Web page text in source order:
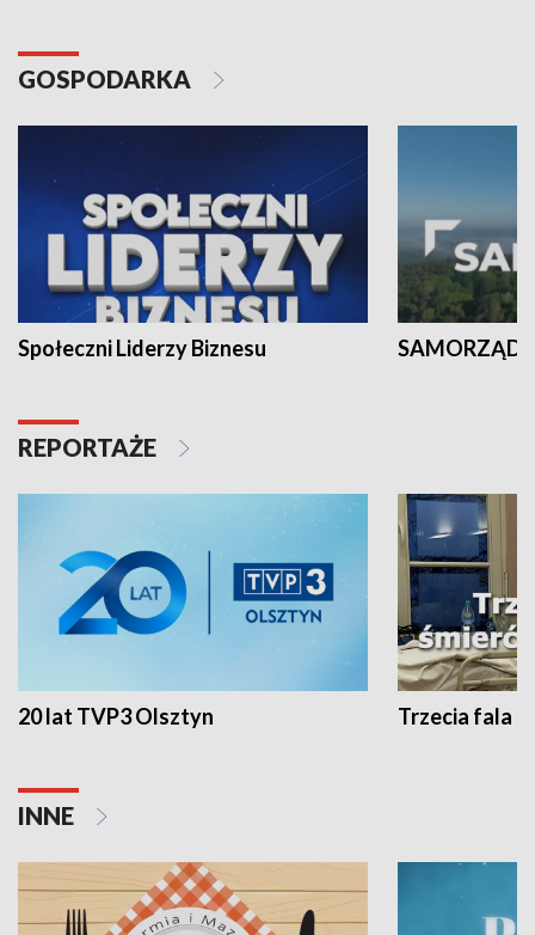
GOSPODARKA
Społeczni Liderzy Biznesu SAMORZĄD
REPORTAŻE
20 lat TVP3 Olsztyn Trzecia fala -
INNE